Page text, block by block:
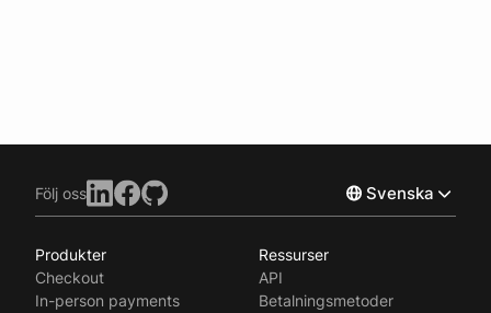
Följ oss Svenska
English
Produkter
Checkout
In-person payments
Ressurser
API
Betalningsmetoder